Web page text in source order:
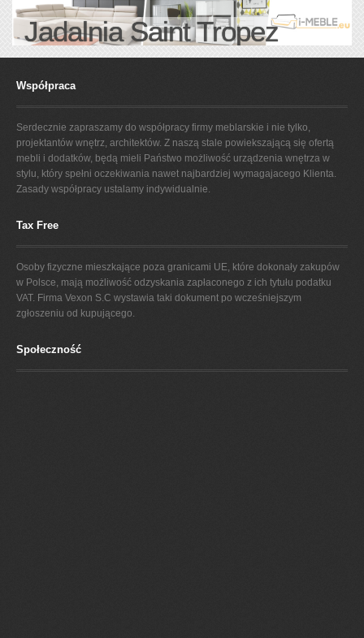
Jadalnia Saint Tropez
Współpraca
Serdecznie zapraszamy do współpracy firmy meblarskie i nie tylko,
projektantów wnętrz, architektów. Z naszą stale powiekszającą się ofertą
mebli i dodatków, będą mieli Państwo możliwość urządzenia wnętrza w
stylu, który spełni oczekiwania nawet najbardziej wymagajacego Klienta.
Zasady współpracy ustalamy indywidualnie.
Tax Free
Osoby fizyczne mieszkające poza granicami UE, które dokonały zakupów
w Polsce, mają możliwość odzyskania zapłaconego z ich tytułu podatku
VAT. Firma Vexon S.C wystawia taki dokument po wcześniejszym
zgłoszeniu od kupującego.
Społeczność